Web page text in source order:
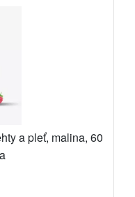
a pleť, malina, 60